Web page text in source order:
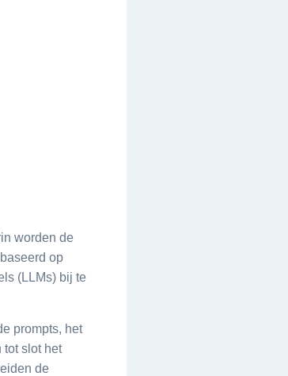
worden de
op
(LLMs) bij te
prompts, het
tot slot het
de